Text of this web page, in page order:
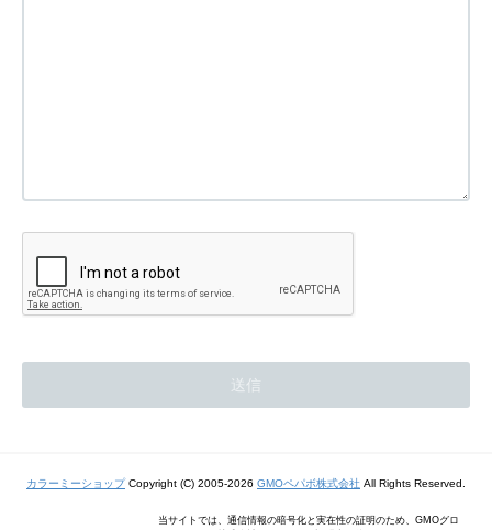
カラーミーショップCopyright (C) 2005-2026 GMOペパボ株式会社 All Rights Reserved.
当サイトでは、通信情報の暗号化と実在性の証明のため、GMOグロ